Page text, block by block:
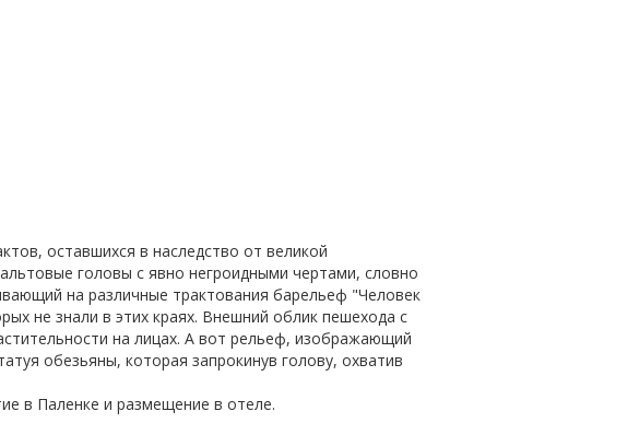
оставшихся в наследство от великой
головы с явно негроидными чертами, словно
на различные трактования барельеф "Человек
не знали в этих краях. Внешний облик пешехода с
на лицах. А вот рельеф, изображающий
обезьяны, которая запрокинув голову, охватив
в Паленке и размещение в отеле.